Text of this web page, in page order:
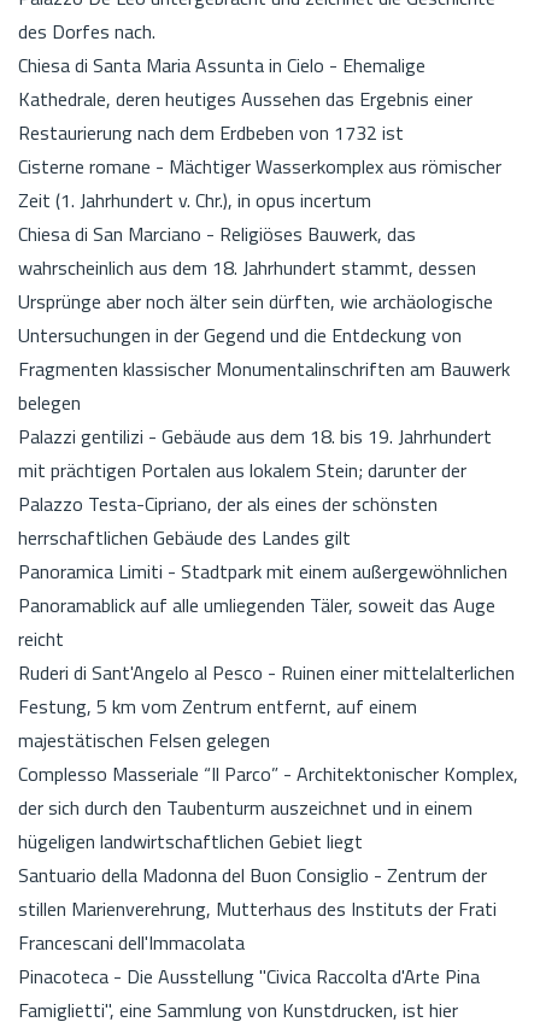
des Dorfes nach.
Chiesa di Santa Maria Assunta in Cielo - Ehemalige
Kathedrale, deren heutiges Aussehen das Ergebnis einer
Restaurierung nach dem Erdbeben von 1732 ist
Cisterne romane - Mächtiger Wasserkomplex aus römischer
Zeit (1. Jahrhundert v. Chr.), in opus incertum
Chiesa di San Marciano - Religiöses Bauwerk, das
wahrscheinlich aus dem 18. Jahrhundert stammt, dessen
Ursprünge aber noch älter sein dürften, wie archäologische
Untersuchungen in der Gegend und die Entdeckung von
Fragmenten klassischer Monumentalinschriften am Bauwerk
belegen
Palazzi gentilizi - Gebäude aus dem 18. bis 19. Jahrhundert
mit prächtigen Portalen aus lokalem Stein; darunter der
Palazzo Testa-Cipriano, der als eines der schönsten
herrschaftlichen Gebäude des Landes gilt
Panoramica Limiti - Stadtpark mit einem außergewöhnlichen
Panoramablick auf alle umliegenden Täler, soweit das Auge
reicht
Ruderi di Sant'Angelo al Pesco - Ruinen einer mittelalterlichen
Festung, 5 km vom Zentrum entfernt, auf einem
majestätischen Felsen gelegen
Complesso Masseriale “Il Parco” - Architektonischer Komplex,
der sich durch den Taubenturm auszeichnet und in einem
hügeligen landwirtschaftlichen Gebiet liegt
Santuario della Madonna del Buon Consiglio - Zentrum der
stillen Marienverehrung, Mutterhaus des Instituts der Frati
Francescani dell'Immacolata
Pinacoteca - Die Ausstellung "Civica Raccolta d'Arte Pina
Famiglietti", eine Sammlung von Kunstdrucken, ist hier